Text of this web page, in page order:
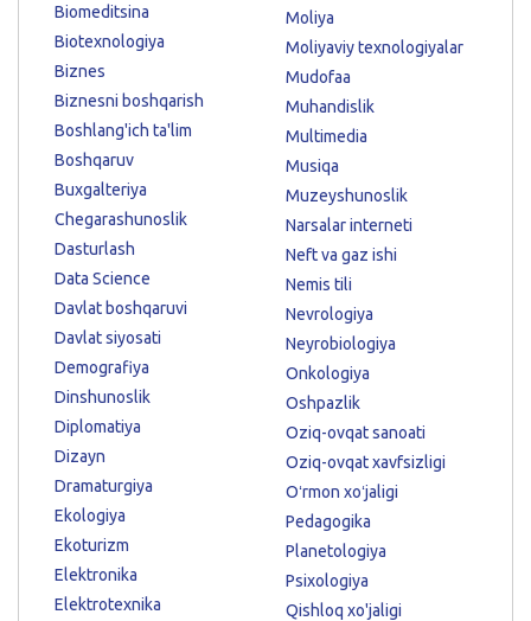
Biomeditsina
Biotexnologiya
Biznes
Biznesni boshqarish
Boshlang'ich ta'lim
Boshqaruv
Buxgalteriya
Chegarashunoslik
Dasturlash
Data Science
Davlat boshqaruvi
Davlat siyosati
Demografiya
Dinshunoslik
Diplomatiya
Dizayn
Dramaturgiya
Ekologiya
Ekoturizm
Elektronika
Elektrotexnika
Moliya
Moliyaviy texnologiyalar
Mudofaa
Muhandislik
Multimedia
Musiqa
Muzeyshunoslik
Narsalar interneti
Neft va gaz ishi
Nemis tili
Nevrologiya
Neyrobiologiya
Onkologiya
Oshpazlik
Oziq-ovqat sanoati
Oziq-ovqat xavfsizligi
Oʻrmon xoʻjaligi
Pedagogika
Planetologiya
Psixologiya
Qishloq xo'jaligi